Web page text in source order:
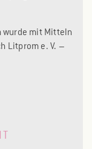
wurde mit Mitteln
Litprom e. V. –